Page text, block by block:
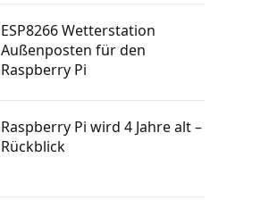
Raspberry Pi GSM Modul – Mobiles
Internet (LTE, 3G, UMTS)
Autostart: Programm automatisch
Raspberry Pi Machine Learning
erlernen
ESP8266 Wetterstation
Außenposten für den
Raspberry Pi
Raspberry Pi wird 4 Jahre alt –
Rückblick